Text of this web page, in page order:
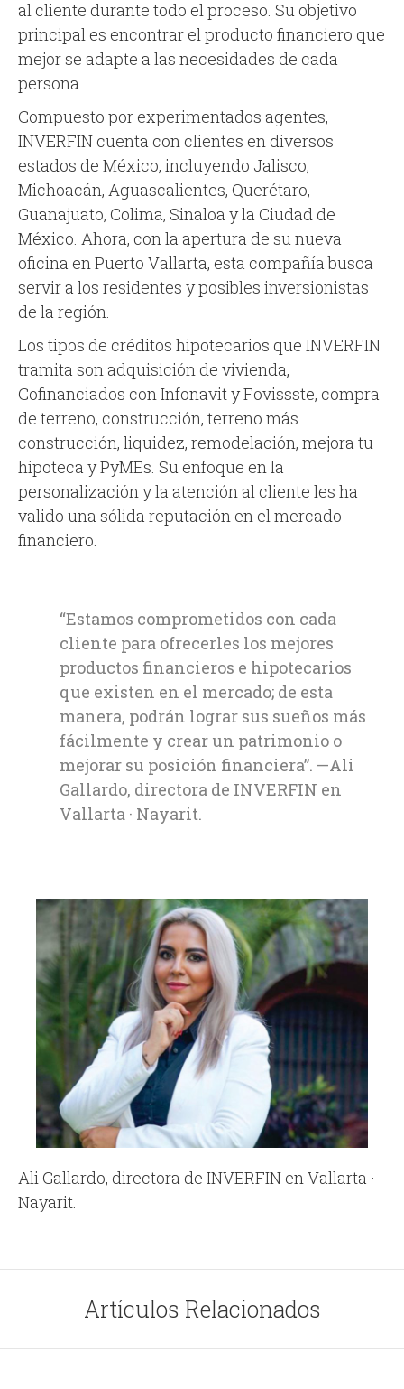
al cliente durante todo el proceso. Su objetivo
principal es encontrar el producto financiero que
mejor se adapte a las necesidades de cada
persona.
Compuesto por experimentados agentes,
INVERFIN cuenta con clientes en diversos
estados de México, incluyendo Jalisco,
Michoacán, Aguascalientes, Querétaro,
Guanajuato, Colima, Sinaloa y la Ciudad de
México. Ahora, con la apertura de su nueva
oficina en Puerto Vallarta, esta compañía busca
servir a los residentes y posibles inversionistas
de la región.
Los tipos de créditos hipotecarios que INVERFIN
tramita son adquisición de vivienda,
Cofinanciados con Infonavit y Fovissste, compra
de terreno, construcción, terreno más
construcción, liquidez, remodelación, mejora tu
hipoteca y PyMEs. Su enfoque en la
personalización y la atención al cliente les ha
valido una sólida reputación en el mercado
financiero.
“Estamos comprometidos con cada
cliente para ofrecerles los mejores
productos financieros e hipotecarios
que existen en el mercado; de esta
manera, podrán lograr sus sueños más
fácilmente y crear un patrimonio o
mejorar su posición financiera”. —Ali
Gallardo, directora de INVERFIN en
Vallarta · Nayarit.
Ali Gallardo, directora de INVERFIN en Vallarta ·
Nayarit.
Artículos Relacionados